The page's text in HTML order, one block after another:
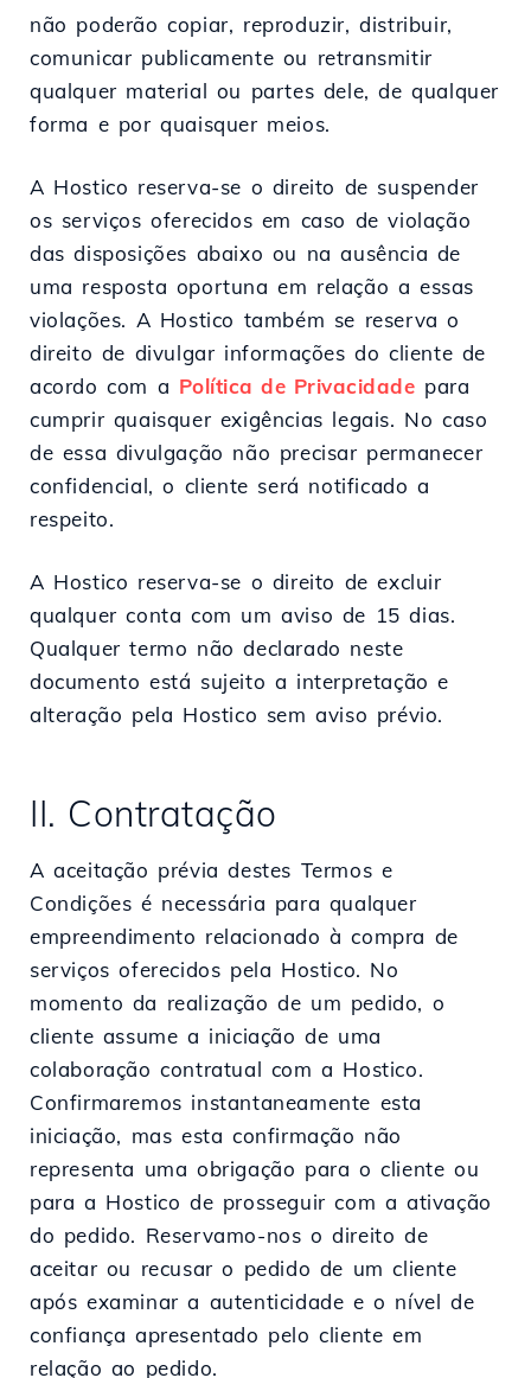
não poderão copiar, reproduzir, distribuir,
comunicar publicamente ou retransmitir
qualquer material ou partes dele, de qualquer
forma e por quaisquer meios.
A Hostico reserva-se o direito de suspender
os serviços oferecidos em caso de violação
das disposições abaixo ou na ausência de
uma resposta oportuna em relação a essas
violações. A Hostico também se reserva o
direito de divulgar informações do cliente de
acordo com a Política de Privacidade para
cumprir quaisquer exigências legais. No caso
de essa divulgação não precisar permanecer
confidencial, o cliente será notificado a
respeito.
A Hostico reserva-se o direito de excluir
qualquer conta com um aviso de 15 dias.
Qualquer termo não declarado neste
documento está sujeito a interpretação e
alteração pela Hostico sem aviso prévio.
II. Contratação
A aceitação prévia destes Termos e
Condições é necessária para qualquer
empreendimento relacionado à compra de
serviços oferecidos pela Hostico. No
momento da realização de um pedido, o
cliente assume a iniciação de uma
colaboração contratual com a Hostico.
Confirmaremos instantaneamente esta
iniciação, mas esta confirmação não
representa uma obrigação para o cliente ou
para a Hostico de prosseguir com a ativação
do pedido. Reservamo-nos o direito de
aceitar ou recusar o pedido de um cliente
após examinar a autenticidade e o nível de
confiança apresentado pelo cliente em
relação ao pedido.